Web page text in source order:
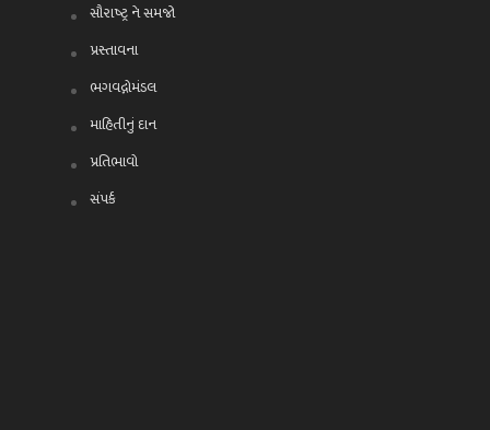
સૌરાષ્ટ્ર ને સમજો
પ્રસ્તાવના
ભગવદ્ગોમંડલ
માહિતીનું દાન
પ્રતિભાવો
સંપર્ક